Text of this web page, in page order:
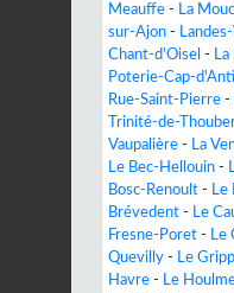
Meauffe - La
sur-Ajon -
Chant-d'Oisel -
Poterie-Cap-
Rue-Saint-Pierre -
Trinité-de-
Vaupalière - La
Le Bec-Hellouin -
Bosc-Renoult - Le
Brévedent - Le
Fresne-Poret - Le
Quevilly - Le
Havre - Le